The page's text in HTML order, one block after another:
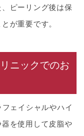
ピーリング後は保
が重要です。
ニックでのお
ェイシャルやハイ
を使用して皮脂や